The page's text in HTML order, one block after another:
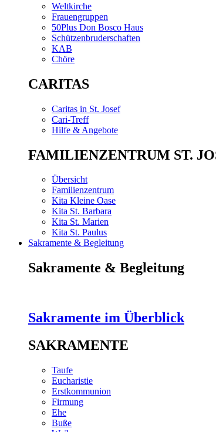
Weltkirche
Frauengruppen
50Plus Don Bosco Haus
Schützenbruderschaften
KAB
Chöre
CARITAS
Caritas in St. Josef
Cari-Treff
Hilfe & Angebote
FAMILIENZENTRUM ST.
Übersicht
Familienzentrum
Kita Kleine Oase
Kita St. Barbara
Kita St. Marien
Kita St. Paulus
Sakramente & Begleitung
Sakramente & Begleitung
Sakramente im Überblick
SAKRAMENTE
Taufe
Eucharistie
Erstkommunion
Firmung
Ehe
Buße